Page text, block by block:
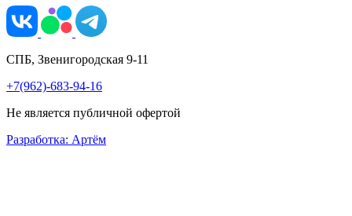
СПБ, Звенигородская 9-11
+7(962)-683-94-16
Не является публичной офертой
Разработка: Артём